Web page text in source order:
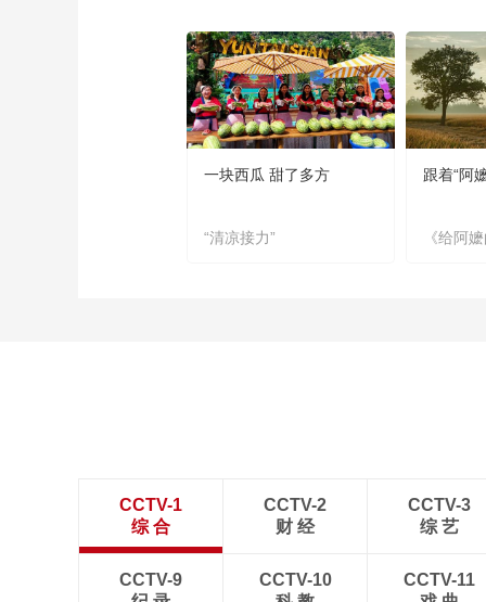
一块西瓜 甜了多方
“清凉接力”
跟着“阿
《给阿
CCTV-1
综 合
CCTV-2
财 经
CCTV-3
综 艺
CCTV-9
CCTV-10
CCTV-11